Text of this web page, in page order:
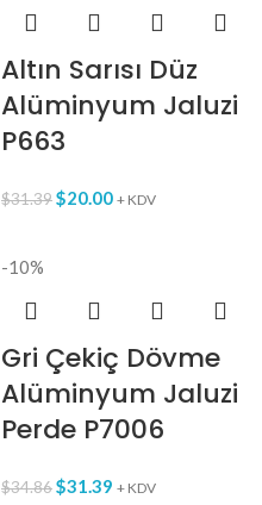
Altın Sarısı Düz
Alüminyum Jaluzi
P663
$31.39$20.00 + KDV
-10%
Gri Çekiç Dövme
Alüminyum Jaluzi
Perde P7006
$34.86$31.39 + KDV